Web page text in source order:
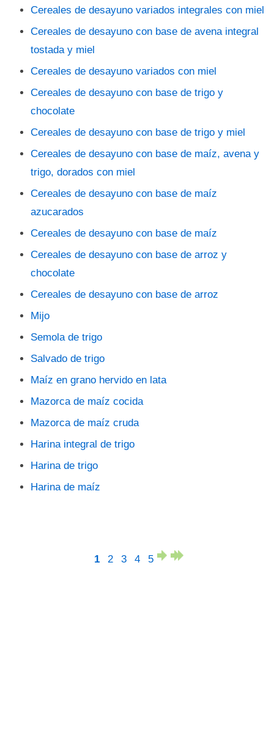
Cereales de desayuno variados integrales con miel
Cereales de desayuno con base de avena integral
tostada y miel
Cereales de desayuno variados con miel
Cereales de desayuno con base de trigo y
chocolate
Cereales de desayuno con base de trigo y miel
Cereales de desayuno con base de maíz, avena y
trigo, dorados con miel
Cereales de desayuno con base de maíz
azucarados
Cereales de desayuno con base de maíz
Cereales de desayuno con base de arroz y
chocolate
Cereales de desayuno con base de arroz
Mijo
Semola de trigo
Salvado de trigo
Maíz en grano hervido en lata
Mazorca de maíz cocida
Mazorca de maíz cruda
Harina integral de trigo
Harina de trigo
Harina de maíz
1 2 3 4 5